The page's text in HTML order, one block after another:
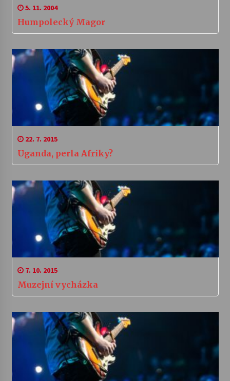
5. 11. 2004
Humpolecký Magor
22. 7. 2015
Uganda, perla Afriky?
7. 10. 2015
Muzejní vycházka